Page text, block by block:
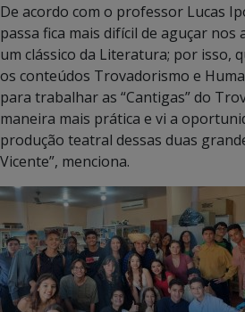
De acordo com o professor Lucas
passa fica mais difícil de aguçar
um clássico da Literatura; por isso,
os conteúdos Trovadorismo e
para trabalhar as “Cantigas” do
maneira mais prática e vi a
produção teatral dessas duas
Vicente”, menciona.